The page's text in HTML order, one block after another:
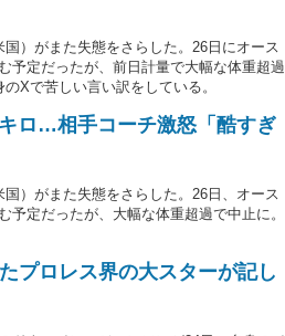
）がまた失態をさらした。26日にオース
予定だったが、前日計量で大幅な体重超過
Xで苦しい言い訳をしている。
ロ…相手コーチ激怒「酷すぎ
）がまた失態をさらした。26日、オース
定だったが、大幅な体重超過で中止に。
プロレス界の大スターが記し